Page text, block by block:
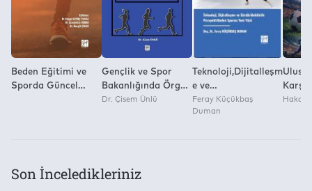
Beden Eğitimi ve
Sporda Güncel
Gençlik ve Spor
Bakanlığında Örgüt
İkliminin İşgören
Dr. Çisem Ünlü
Teknoloji,Dijitalleşm
e ve
Sürdürülebilirlik
Feray Küçükbaş
Duman
Spor
Hakan
Son İnceledikleriniz